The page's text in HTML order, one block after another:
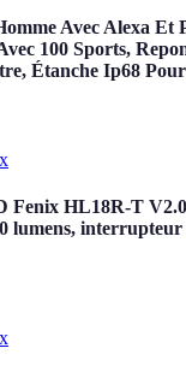
Avec Alexa Et
100 Sports,
Étanche Ip68 Pour
Fenix HL18R-T
lumens,